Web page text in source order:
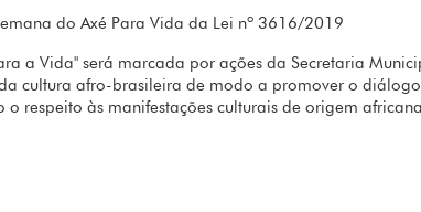
do Axé Para Vida da Lei nº 3616/2019
a Vida" será marcada por ações da Secretaria
cultura afro-brasileira de modo a promover o
o respeito às manifestações culturais de origem